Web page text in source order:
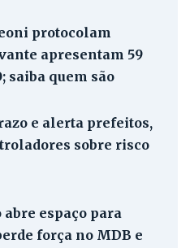
protocolam
apresentam 59
saiba quem são
e alerta prefeitos,
sobre risco
abre espaço para
força no MDB e